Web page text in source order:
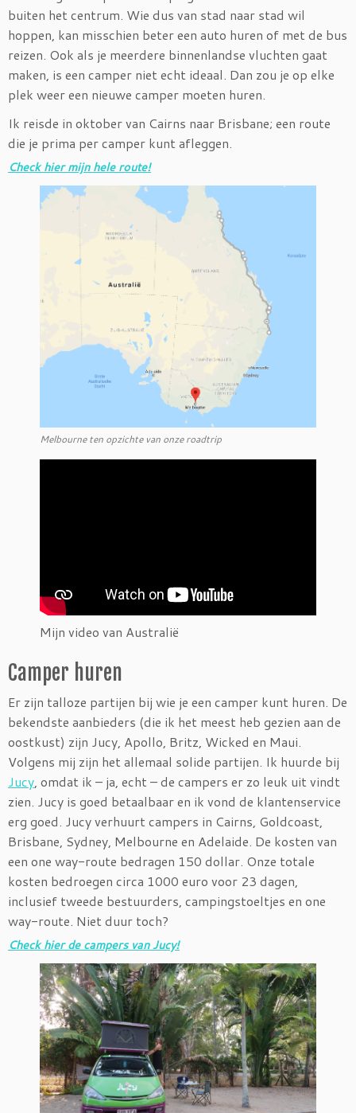
buiten het centrum. Wie dus van stad naar stad wil
hoppen, kan misschien beter een auto huren of met de bus
reizen. Ook als je meerdere binnenlandse vluchten gaat
maken, is een camper niet echt ideaal. Dan zou je op elke
plek weer een nieuwe camper moeten huren.
Ik reisde in oktober van Cairns naar Brisbane; een route
die je prima per camper kunt afleggen.
Check hier mijn hele route!
Melbourne ten opzichte van onze roadtrip
Mijn video van Australië
Camper huren
Er zijn talloze partijen bij wie je een camper kunt huren. De
bekendste aanbieders (die ik het meest heb gezien aan de
oostkust) zijn Jucy, Apollo, Britz, Wicked en Maui.
Volgens mij zijn het allemaal solide partijen. Ik huurde bij
Jucy , omdat ik – ja, echt – de campers er zo leuk uit vindt
zien. Jucy is goed betaalbaar en ik vond de klantenservice
erg goed. Jucy verhuurt campers in Cairns, Goldcoast,
Brisbane, Sydney, Melbourne en Adelaide. De kosten van
een one way-route bedragen 150 dollar. Onze totale
kosten bedroegen circa 1000 euro voor 23 dagen,
inclusief tweede bestuurders, campingstoeltjes en one
way-route. Niet duur toch?
Check hier de campers van Jucy!